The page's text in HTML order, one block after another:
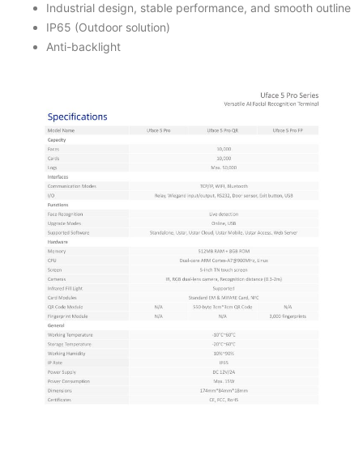
Industrial design, stable performance, and smooth outline
IP65 (Outdoor solution)
Anti-backlight